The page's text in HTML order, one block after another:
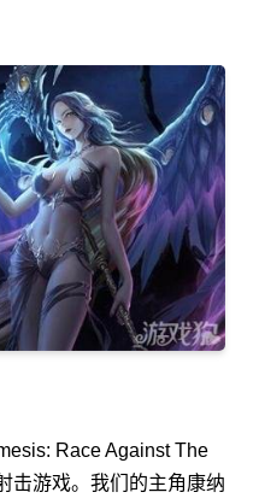
Race Against The
击游戏。我们的主角康纳